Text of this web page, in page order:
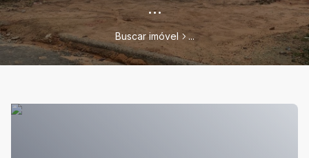
...
Buscar imóvel ...